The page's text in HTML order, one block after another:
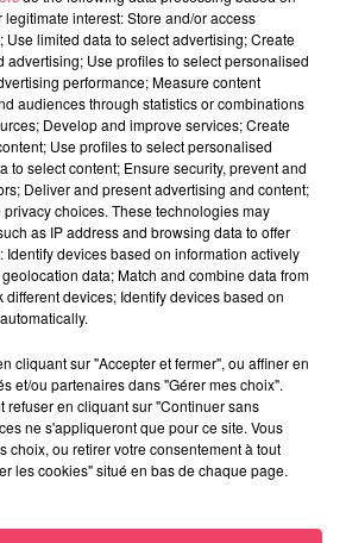
du Tennis Club de Tiercé
interest: Store and/or access
Use limited data to select advertising; Create
advertising; Use profiles to select personalised
performance; Measure content
audiences through statistics or combinations
Develop and improve services; Create
Use profiles to select personalised
to select content; Ensure security, prevent and
Deliver and present advertising and content;
choices. These technologies may
as IP address and browsing data to offer
devices based on information actively
data; Match and combine data from
different devices; Identify devices based on
cliquant sur "Accepter et fermer", ou affiner en
et/ou partenaires dans "Gérer mes choix".
refuser en cliquant sur "Continuer sans
ne s'appliqueront que pour ce site. Vous
choix, ou retirer votre consentement à tout
les cookies" situé en bas de chaque page.